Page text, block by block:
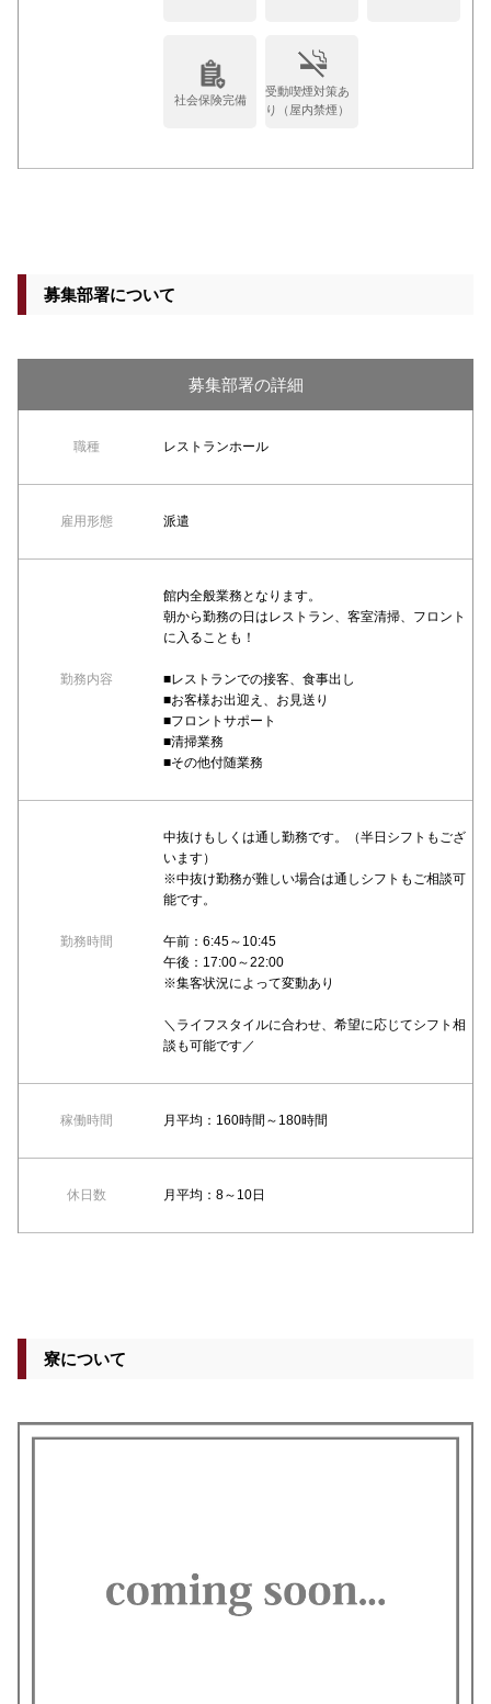
社会保険完備
受動喫煙対策あ
り（屋内禁煙）
募集部署について
募集部署の詳細
職種 レストランホール
雇用形態 派遣
勤務内容
館内全般業務となります。
朝から勤務の日はレストラン、客室清掃、フロント
に入ることも！
■レストランでの接客、食事出し
■お客様お出迎え、お見送り
■フロントサポート
■清掃業務
■その他付随業務
勤務時間
中抜けもしくは通し勤務です。（半日シフトもござ
います）
※中抜け勤務が難しい場合は通しシフトもご相談可
能です。
午前：6:45～10:45
午後：17:00～22:00
※集客状況によって変動あり
＼ライフスタイルに合わせ、希望に応じてシフト相
談も可能です／
稼働時間 月平均：160時間～180時間
休日数 月平均：8～10日
寮について